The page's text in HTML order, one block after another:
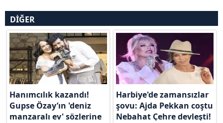
DİĞER
Hanımcılık kazandı!
Gupse Özay’ın 'deniz
manzaralı ev' sözlerine
Harbiye'de zamansızlar
şovu: Ajda Pekkan coştu
Nebahat Çehre devleşti!